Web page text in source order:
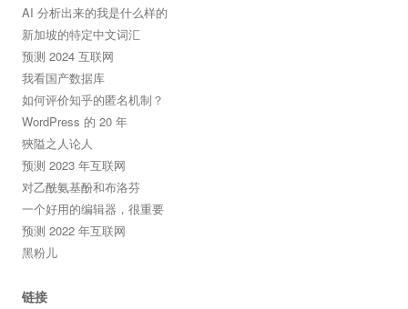
AI 分析出来的我是什么样的
新加坡的特定中文词汇
预测 2024 互联网
我看国产数据库
如何评价知乎的匿名机制？
WordPress 的 20 年
狹隘之人论人
预测 2023 年互联网
对乙酰氨基酚和布洛芬
一个好用的编辑器，很重要
预测 2022 年互联网
黑粉儿
链接